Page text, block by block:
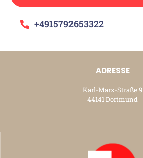
+4915792653322
ADRESSE
Karl-Marx-Straße 9
44141 Dortmund